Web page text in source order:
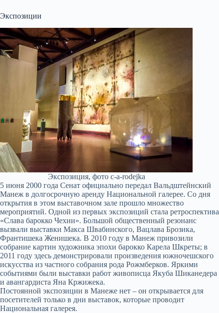
Экспозиции
Экспозиция, фото c-a-rodejka
5 июня 2000 года Сенат официально передал Вальдштейнский
Манеж в долгосрочную аренду Национальной галерее. Со дня
открытия в этом выставочном зале прошло множество
мероприятий. Одной из первых экспозиций стала ретроспектива
«Слава барокко Чехии». Большой общественный резонанс
вызвали выставки Макса Швабинского, Вацлава Брозика,
Франтишека Женишека. В 2010 году в Манеж привозили
собрание картин художника эпохи барокко Карела Шкреты; в
2011 году здесь демонстрировали произведения южночешского
искусства из частного собрания рода Рожмберков. Яркими
событиями были выставки работ живописца Якуба Шиканедера
и авангардиста Яна Кржижека.
Постоянной экспозиции в Манеже нет – он открывается для
посетителей только в дни выставок, которые проводит
Национальная галерея.